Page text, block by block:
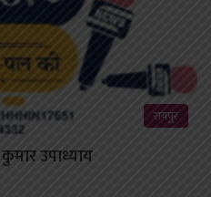
रायपुर
उपाध्याय